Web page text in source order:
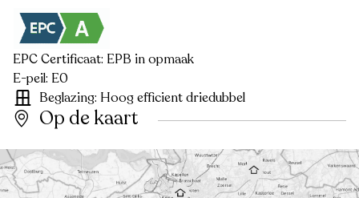
EPC Certificaat: EPB in opmaak
E-peil: E0
Beglazing: Hoog efficient driedubbel
Op de kaart